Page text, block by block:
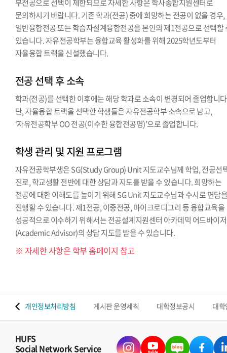
부전공으로 선택이 제한되므로 자세한 사항은 학사종합지원센터로
문의하시기 바랍니다. 기존 학과(전공) 중에 희망하는 전공이 없을 경우,
일반융합전공 또는 학습자설계융합전공을 본인의 제1전공으로 선택할
있습니다. 자유전공학부는 융합교육 활성화를 위해 2025학년도부터
자율융합 트랙을 신설했습니다.
전공 선택 후 소속
학과(전공)를 선택한 이후에는 해당 학과로 소속이 변경되어 졸업합니
단, 자율융합 트랙을 선택한 학생들은 자유전공학부 소속으로 남고,
‘자유전공학부 OO 전공(이수한 융합전공명)’으로 졸업합니다.
학생 관리 및 지원 프로그램
자유전공학부생은 SG(Study Group) Unit 지도교수님께 학업, 전공선
진로, 학교생활 전반에 대한 상담과 지도를 받을 수 있습니다. 희망하는
전공에 대한 이해도를 높이기 위해 SG Unit 지도교수님과 수시로 면담
진행할 수 있습니다. 제1전공, 이중전공, 마이크로디그리 등 융합교육을
성공적으로 이수하기 위해서는 전공설계지원센터 아카데믹 어드바이저
(Academic Advisor)의 상담 지도를 받을 수 있습니다.
※ 자세한 사항은 학부 홈페이지 참고
개인정보처리방침 게시판 운영세칙 대학정보공시 대
HUFS
Social Network Service